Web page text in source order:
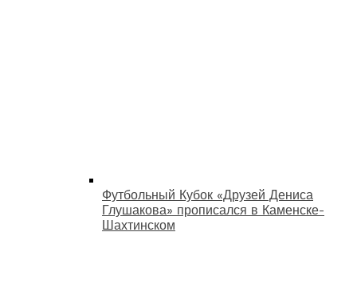
Футбольный Кубок «Друзей Дениса
Глушакова» прописался в Каменске-
Шахтинском